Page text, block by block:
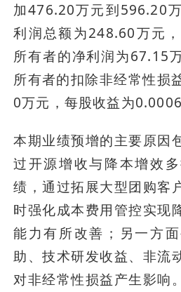
加476.20万元到596.20
利润总额为248.60万元
所有者的净利润为67.15
所有者的扣除非经常性损
0万元，每股收益为0.0006
本期业绩预增的主要原因
过开源增收与降本增效
绩，通过拓展大型团购客
时强化成本费用管控实现
能力有所改善；另一方
助、技术研发收益、非流
对非经常性损益产生影响